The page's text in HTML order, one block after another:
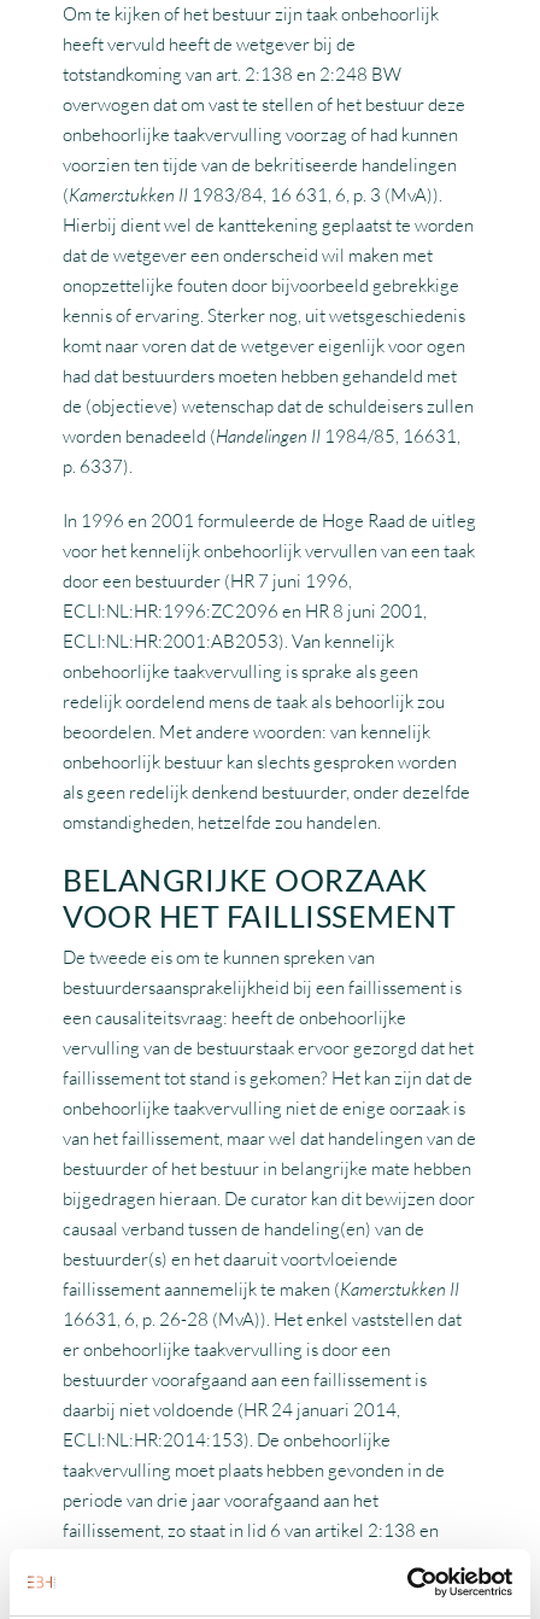
Om te kijken of het bestuur zijn taak onbehoorlijk
heeft vervuld heeft de wetgever bij de
totstandkoming van art. 2:138 en 2:248 BW
overwogen dat om vast te stellen of het bestuur deze
onbehoorlijke taakvervulling voorzag of had kunnen
voorzien ten tijde van de bekritiseerde handelingen
(Kamerstukken II 1983/84, 16 631, 6, p. 3 (MvA)).
Hierbij dient wel de kanttekening geplaatst te worden
dat de wetgever een onderscheid wil maken met
onopzettelijke fouten door bijvoorbeeld gebrekkige
kennis of ervaring. Sterker nog, uit wetsgeschiedenis
komt naar voren dat de wetgever eigenlijk voor ogen
had dat bestuurders moeten hebben gehandeld met
de (objectieve) wetenschap dat de schuldeisers zullen
worden benadeeld (Handelingen II 1984/85, 16631,
p. 6337).
In 1996 en 2001 formuleerde de Hoge Raad de uitleg
voor het kennelijk onbehoorlijk vervullen van een taak
door een bestuurder (HR 7 juni 1996,
ECLI:NL:HR:1996:ZC2096 en HR 8 juni 2001,
ECLI:NL:HR:2001:AB2053). Van kennelijk
onbehoorlijke taakvervulling is sprake als geen
redelijk oordelend mens de taak als behoorlijk zou
beoordelen. Met andere woorden: van kennelijk
onbehoorlijk bestuur kan slechts gesproken worden
als geen redelijk denkend bestuurder, onder dezelfde
omstandigheden, hetzelfde zou handelen.
BELANGRIJKE OORZAAK
VOOR HET FAILLISSEMENT
De tweede eis om te kunnen spreken van
bestuurdersaansprakelijkheid bij een faillissement is
een causaliteitsvraag: heeft de onbehoorlijke
vervulling van de bestuurstaak ervoor gezorgd dat het
faillissement tot stand is gekomen? Het kan zijn dat de
onbehoorlijke taakvervulling niet de enige oorzaak is
van het faillissement, maar wel dat handelingen van de
bestuurder of het bestuur in belangrijke mate hebben
bijgedragen hieraan. De curator kan dit bewijzen door
causaal verband tussen de handeling(en) van de
bestuurder(s) en het daaruit voortvloeiende
faillissement aannemelijk te maken (Kamerstukken II
16631, 6, p. 26-28 (MvA)). Het enkel vaststellen dat
er onbehoorlijke taakvervulling is door een
bestuurder voorafgaand aan een faillissement is
daarbij niet voldoende (HR 24 januari 2014,
ECLI:NL:HR:2014:153). De onbehoorlijke
taakvervulling moet plaats hebben gevonden in de
periode van drie jaar voorafgaand aan het
faillissement, zo staat in lid 6 van artikel 2:138 en